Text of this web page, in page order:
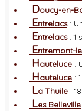
Doucy-en-
Entrelacs:
Entrelacs: 1
Entremont-
Hauteluce :
Hauteluce :
La Thuile :
Les Belleville